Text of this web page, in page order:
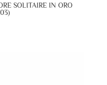
SOLITAIRE IN ORO